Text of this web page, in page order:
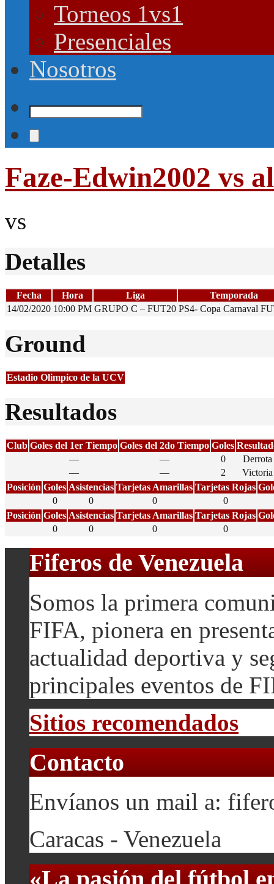
Torneos 1vs1
Presenciales
Nosotros
Faze-Edwin2002 vs
vs
Detalles
Fecha Hora Liga
Temporada
14/02/2020 10:00 PM GRUPO C – FUT20 PS4- Copa Carnaval
Ground
Estadio Olimpico de la UCV
Resultados
Club Goles del 1er Tiempo Goles del 2do Tiempo Goles
—
— 0
Derrota
—
— 2
Victoria
Posición Goles Asistencias Tarjetas Amarillas Tarjetas Rojas
0
0 0
0
Posición Goles Asistencias Tarjetas Amarillas Tarjetas Rojas
0
0 0 0
Fiferos de Venezuela
Somos la primera
FIFA, pionera en
actualidad deportiva y
principales eventos de
Sitios recomendados
Contacto
Envíanos un mail a:
Caracas - Venezuela